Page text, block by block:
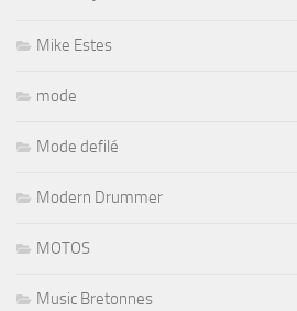
Mike Estes
mode
Mode defilé
Modern Drummer
MOTOS
Music Bretonnes